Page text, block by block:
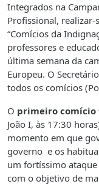
Integrados na
Profissional, realizar-
“Comícios da
professores e
última semana da
Europeu. O
todos os comícios
O primeiro comício
João I, às 17:30
momento em que
governo e os
um fortíssimo
com o objetivo de